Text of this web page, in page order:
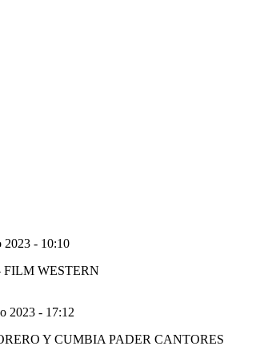
2023 - 10:10
WESTERN
2023 - 17:12
Y CUMBIA PADER CANTORES